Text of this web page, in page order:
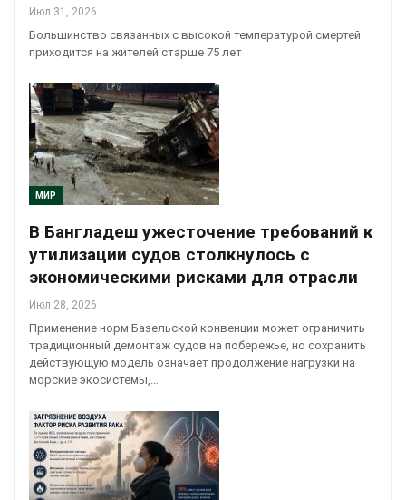
Июл 31, 2026
Большинство связанных с высокой температурой смертей
приходится на жителей старше 75 лет
МИР
В Бангладеш ужесточение требований к
утилизации судов столкнулось с
экономическими рисками для отрасли
Июл 28, 2026
Применение норм Базельской конвенции может ограничить
традиционный демонтаж судов на побережье, но сохранить
действующую модель означает продолжение нагрузки на
морские экосистемы,…